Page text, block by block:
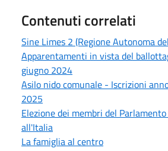
Contenuti correlati
Sine Limes 2 (Regione Autonoma
Apparentamenti in vista del
giugno 2024
Asilo nido comunale - Iscrizioni
2025
Elezione dei membri del
all'Italia
La famiglia al centro